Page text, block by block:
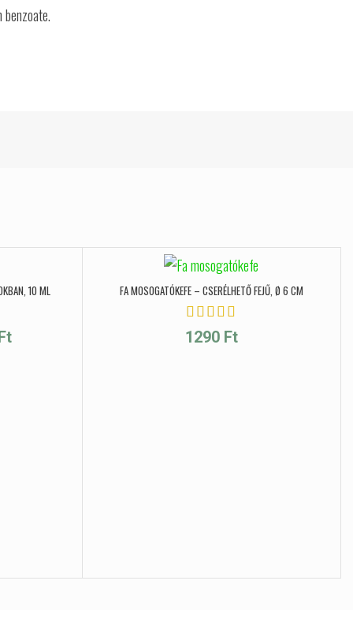
10 ML FA MOSOGATÓKEFE – CSERÉLHETŐ FEJŰ, Ø 6 CM
1290 Ft